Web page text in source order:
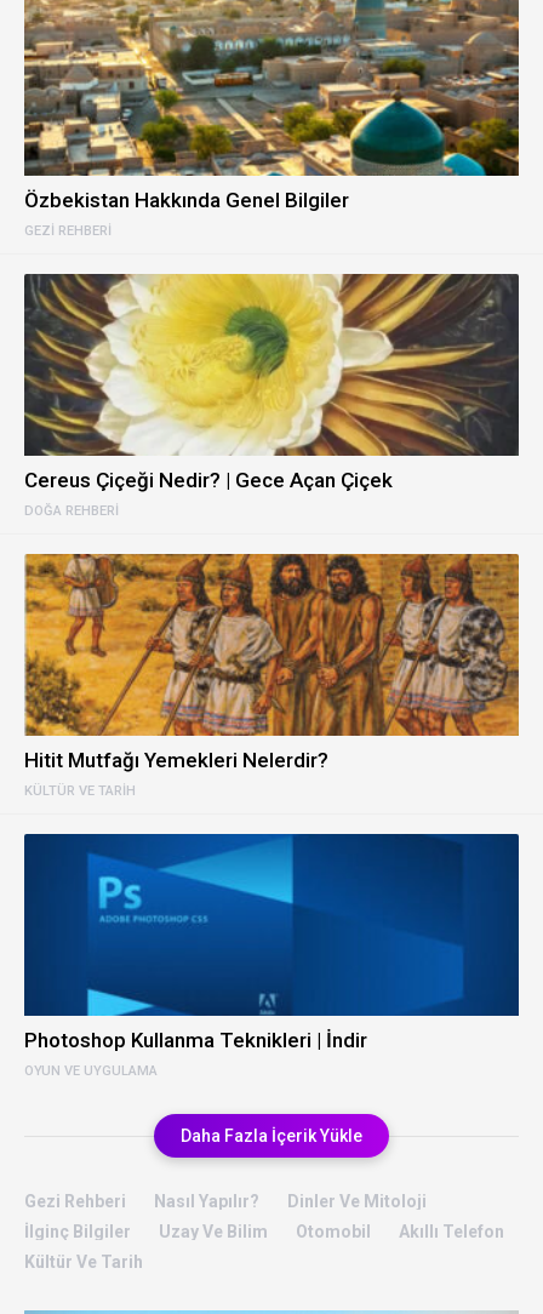
GEZI REHBERI
Özbekistan Hakkında Genel Bilgiler
DOĞA REHBERI
Cereus Çiçeği Nedir? | Gece Açan Çiçek
KÜLTÜR VE TARIH
Hitit Mutfağı Yemekleri Nelerdir?
OYUN VE UYGULAMA
Photoshop Kullanma Teknikleri | İndir
Daha Fazla İçerik Yükle
Gezi Rehberi Nasıl Yapılır?
Dinler Ve Mitoloji
İlginç Bilgiler
Uzay Ve Bilim Otomobil
Akıllı Telefon
Kültür Ve Tarih